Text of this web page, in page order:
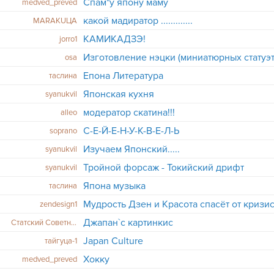
medved_preved Спам"у япону маму
MARAKUЦА какой мадиратор .............
jorro1 КАМИКАДЗЭ!
osa
таслина
Епона Литература
syanukvil Японская кухня
alleo модератор скатина!!!
soprano С-Е-Й-Е-Н-У-К-В-Е-Л-Ь
syanukvil Изучаем Японский.....
syanukvil Тройной форсаж - Токийский дрифт
таслина Япона музыка
zendesign1 Мудрость Дзен и Красота спасёт от
Статский Советник Джапан`с картинкис
тайгуца-1 Japan Culture
medved_preved Хокку